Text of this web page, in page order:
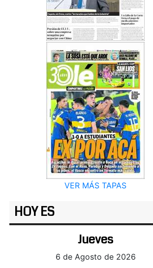
VER MÁS TAPAS
HOY ES
Jueves
6 de Agosto de 2026